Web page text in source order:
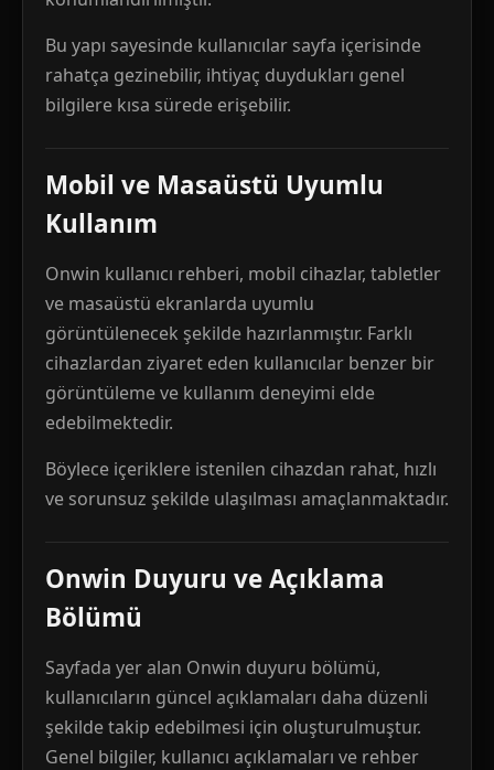
Bu yapı sayesinde kullanıcılar sayfa içerisinde
rahatça gezinebilir, ihtiyaç duydukları genel
bilgilere kısa sürede erişebilir.
Mobil ve Masaüstü Uyumlu
Kullanım
Onwin kullanıcı rehberi, mobil cihazlar, tabletler
ve masaüstü ekranlarda uyumlu
görüntülenecek şekilde hazırlanmıştır. Farklı
cihazlardan ziyaret eden kullanıcılar benzer bir
görüntüleme ve kullanım deneyimi elde
edebilmektedir.
Böylece içeriklere istenilen cihazdan rahat, hızlı
ve sorunsuz şekilde ulaşılması amaçlanmaktadır.
Onwin Duyuru ve Açıklama
Bölümü
Sayfada yer alan Onwin duyuru bölümü,
kullanıcıların güncel açıklamaları daha düzenli
şekilde takip edebilmesi için oluşturulmuştur.
Genel bilgiler, kullanıcı açıklamaları ve rehber